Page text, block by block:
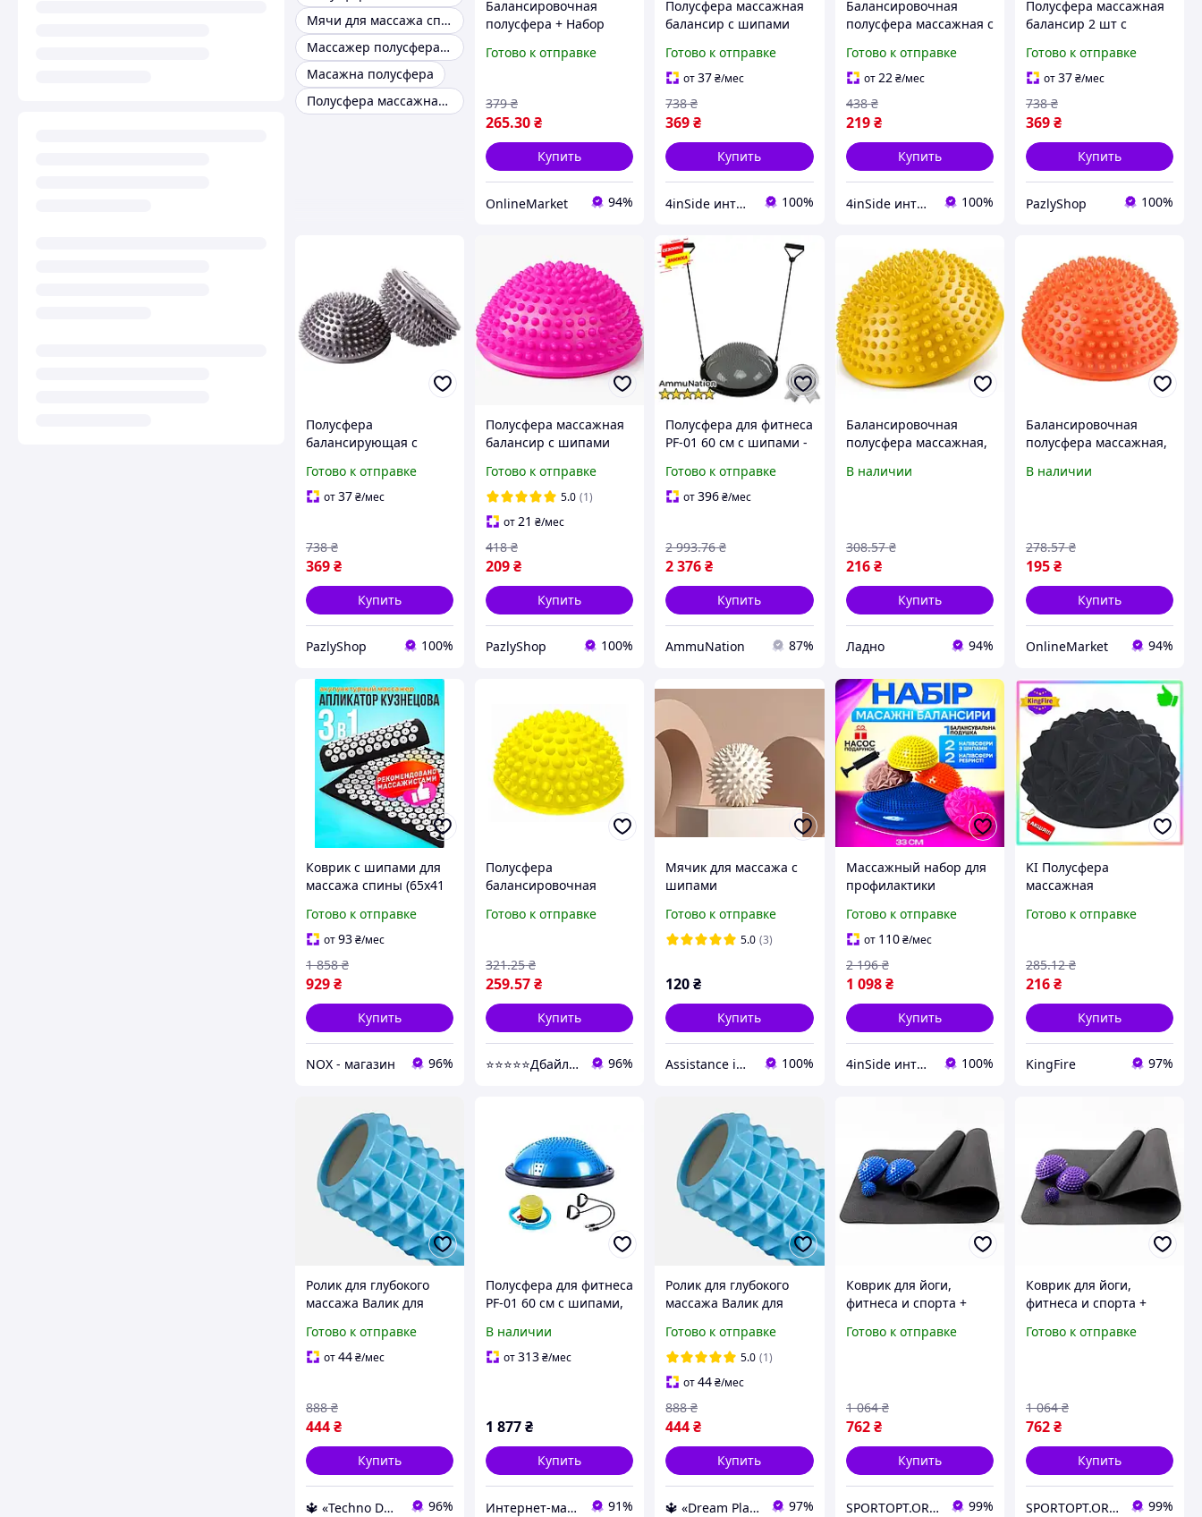
Мячи для массажа спины
Массажер полусфера игольчатая
Масажна полусфера
Полусфера массажная балансировочная balance
Балансировочная
полусфера + Набор
5шт / Полусфера для
шипами / Массажер
для стоп
Готово к отправке
265.30₴
379 ₴
Купить
OnlineMarket 94%
Полусфера массажная
балансир с шипами
тренировок
антистрессовая
балансировочная 16 см
набор 2 шт
Готово к отправке
от37₴/мес
369₴
738 ₴
Купить
4inSide интернет-магазин товаров для дома и здоровья 100%
Балансировочная
полусфера массажная с
профилактики
плоскостопия фитнеса
спорта детям и
взрослым 1 шт
Готово к отправке
от22 ₴/мес
219 ₴
438 ₴
Купить
4inSide интернет-магазин товаров для дома и здоровья 100%
Полусфера массажная
балансир 2 шт с
тренировок
антистрессовая
балансировочная 16 см
Рожевий
Готово к отправке
от37₴/мес
369₴
738 ₴
Купить
PazlyShop 100%
Полусфера
балансирующая с
массажный балансир
для фитнеса
Готово к отправке
от37₴/мес
369₴
738 ₴
Купить
PazlyShop 100%
Полусфера массажная
балансир с шипами
тренировок
антистрессовая
балансировочная 16 см
Рожевий
Готово к отправке
5.0 (1)
от21 ₴/мес
209₴
418 ₴
Купить
PazlyShop 100%
Полусфера для фитнеса
PF-01 60 см с шипами -
тренажер для баланса,
мышц и координации
Готово к отправке
от396₴/мес
2 376₴
2 993.76 ₴
Купить
AmmuNation 87%
Балансировочная
полусфера массажная,
Полусфера для стоп
В наличии
216 ₴
308.57 ₴
Купить
Ладно 94%
Балансировочная
полусфера массажная,
Оранжевая /
В наличии
195₴
278.57 ₴
Купить
OnlineMarket 94%
Коврик с шипами для
массажа спины (65х41
стресса, NOX
Готово к отправке
от93₴/мес
929₴
1 858 ₴
Купить
NOX - магазин 96%
Полусфера
балансировочная
желтая для массажа и
Готово к отправке
259.57₴
321.25 ₴
Купить
⭐⭐⭐⭐⭐Дбайливо 96%
Мячик для массажа с
шипами
Готово к отправке
5.0 (3)
120₴
Купить
Assistance in the Gym 100%
Массажный набор для
профилактики
33 см и полусферы с
шипами и рельефные
5 балансиров
Готово к отправке
от 110 ₴/мес
1 098 ₴
2 196 ₴
Купить
4inSide интернет-магазин товаров для дома и здоровья 100%
KI Полусфера
массажная
Bambi Feel Happy
поверхность для
фитнеса и массажа с
FIR41_R
Готово к отправке
216₴
285.12 ₴
Купить
KingFire 97%
Ролик для глубокого
массажа Валик для
ролик для релаксации
мышц с шипами
Готово к отправке
от44₴/мес
444₴
888 ₴
Купить
🔱 «Techno Dom» Компетентность! Качество товара! Быстрая отправка! ✅ 96%
Полусфера для фитнеса
PF-01 60 см с шипами,
насосом
В наличии
от313₴/мес
1 877₴
Купить
Интернет-магазин "DENLIFE" 91%
Ролик для глубокого
массажа Валик для
ролик для релаксации
мышц с шипами
Роллер 33
Готово к отправке
5.0 (1)
от44₴/мес
444₴
888 ₴
Купить
🔱 «Dream Place» Компетентность! Качество товара! Быстрая отправка! ✅ 97%
Коврик для йоги,
фитнеса и спорта +
2 шт + мячик
Готово к отправке
762 ₴
1 064 ₴
Купить
SPORTOPT.ORG.UA - Спортивные товары оптом и в розницу 99%
Коврик для йоги,
фитнеса и спорта +
2 шт + мячик
Готово к отправке
762₴
1 064 ₴
Купить
SPORTOPT.ORG.UA - Спортивные товары оптом и в розницу 99%